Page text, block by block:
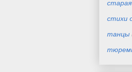
стихи
танцы